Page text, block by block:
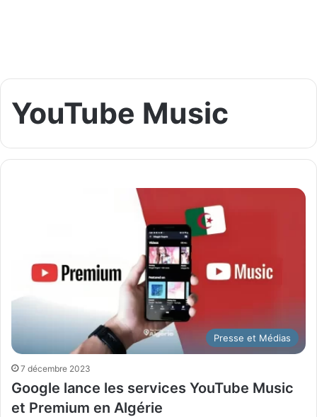
YouTube Music
Presse et Médias
7 décembre 2023
Google lance les services YouTube Music
et Premium en Algérie